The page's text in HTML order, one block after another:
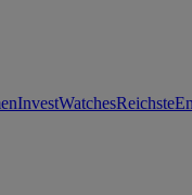
InvestWatchesReichste